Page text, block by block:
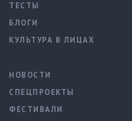
ТЕСТЫ
БЛОГИ
КУЛЬТУРА В ЛИЦАХ
НОВОСТИ
СПЕЦПРОЕКТЫ
ФЕСТИВАЛИ